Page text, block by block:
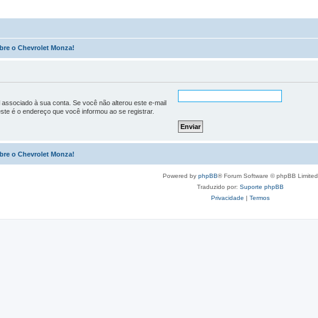
o Chevrolet Monza!
à sua conta. Se você não alterou este e-mail
é o endereço que você informou ao se registrar.
o Chevrolet Monza!
Powered by phpBB® Forum Software © phpBB Limited
Traduzido por: Suporte phpBB
Privacidade | Termos